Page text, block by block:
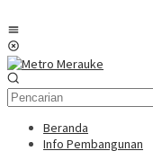
ke
konten
Beranda
Info Pembangunan